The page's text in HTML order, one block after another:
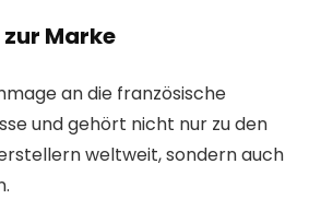
Marke
an die französische
und gehört nicht nur zu den
weltweit, sondern auch